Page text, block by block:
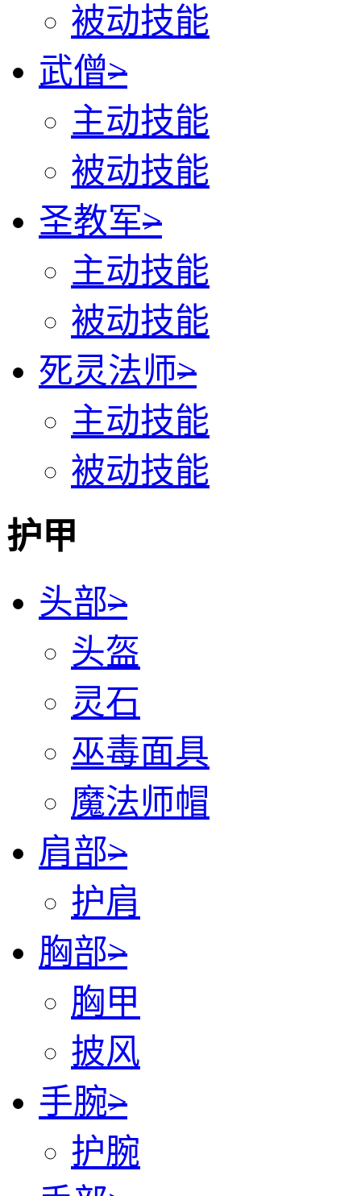
被动技能
武僧>
主动技能
被动技能
圣教军>
主动技能
被动技能
死灵法师>
主动技能
被动技能
护甲
头部>
头盔
灵石
巫毒面具
魔法师帽
肩部>
护肩
胸部>
胸甲
披风
手腕>
护腕